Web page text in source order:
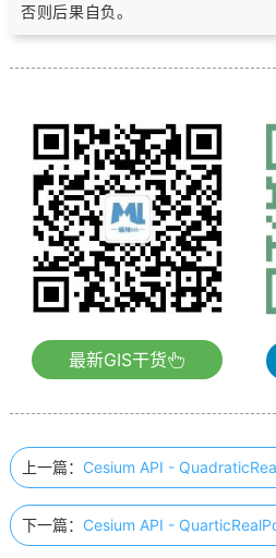
否则后果自负。
最新GIS干货
上一篇： Cesium API -
下一篇： Cesium API -